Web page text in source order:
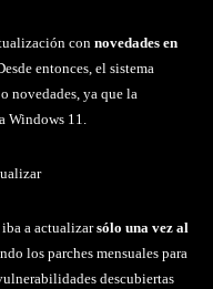
con novedades en
entonces, el sistema
novedades, ya que la
Windows 11.
a actualizarsólo una vez al
los parches mensuales para
descubiertas